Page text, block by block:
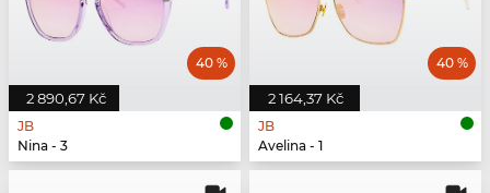
2 890,67 Kč
40 %
JB
Nina - 3
2 164,37 Kč
40 %
JB
Avelina - 1